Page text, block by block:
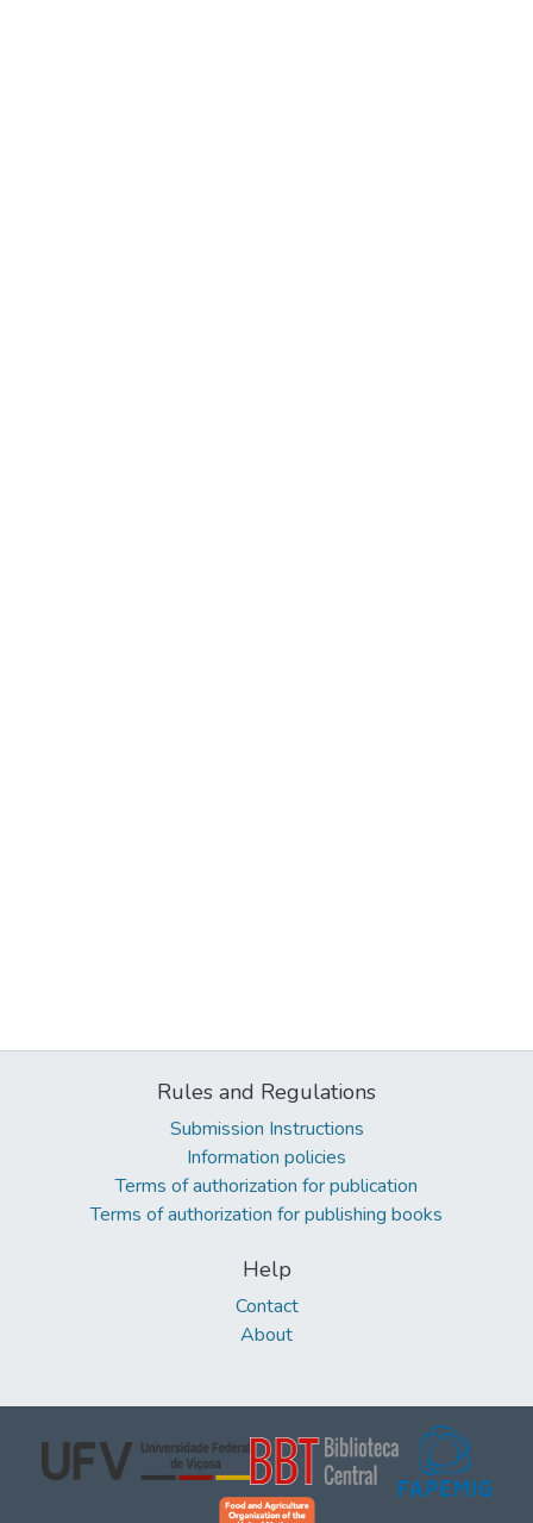
Rules and Regulations
Submission Instructions
Information policies
Terms of authorization for publication
Terms of authorization for publishing books
Help
Contact
About